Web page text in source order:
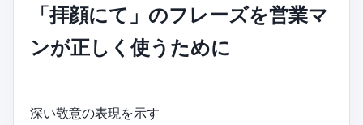
「拝顔にて」のフレーズを営業マ
ンが正しく使うために
深い敬意の表現を示す